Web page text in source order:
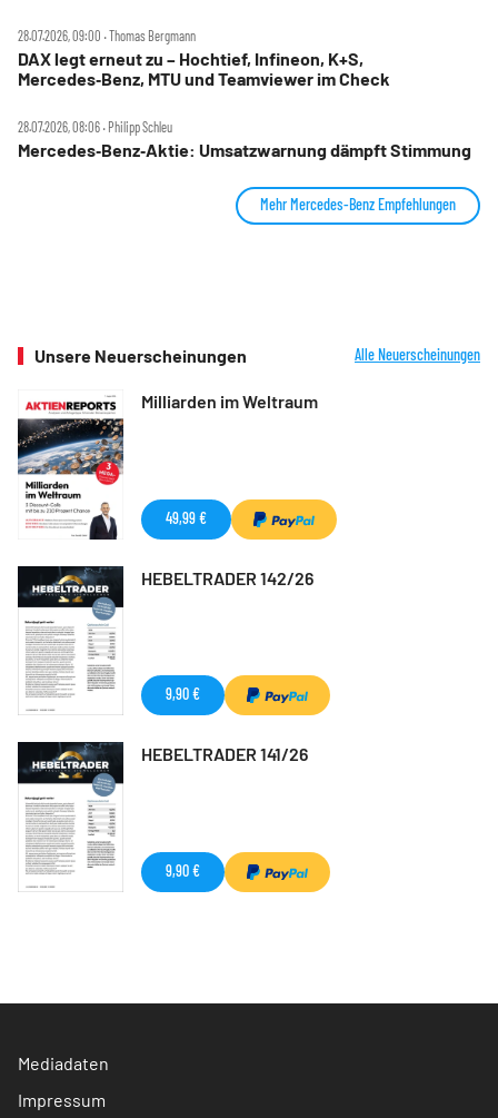
28.07.2026, 09:00 ‧ Thomas Bergmann
DAX legt erneut zu – Hochtief, Infineon, K+S,
Mercedes‑Benz, MTU und Teamviewer im Check
28.07.2026, 08:06 ‧ Philipp Schleu
Mercedes‑Benz‑Aktie: Umsatzwarnung dämpft Stimmung
Mehr Mercedes-Benz Empfehlungen
Unsere Neuerscheinungen Alle Neuerscheinungen
Milliarden im Weltraum
49,99 €
HEBELTRADER 142/26
9,90 €
HEBELTRADER 141/26
9,90 €
Mediadaten
Impressum